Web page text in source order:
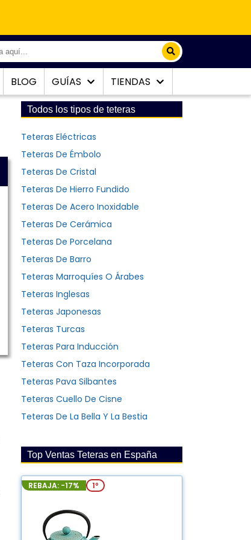
BLOG GUÍAS TIENDAS
Todos los tipos de teteras
Teteras Eléctricas
Teteras De Émbolo
Teteras De Cristal
Teteras De Hierro Fundido
Teteras De Acero Inoxidable
Teteras De Cerámica
Teteras De Porcelana
Teteras De Barro
Teteras Marroquíes O Árabes
Teteras Inglesas
Teteras Japonesas
Teteras Turcas
Teteras Para Inducción
Teteras Con Taza Incorporada
Teteras Pava Silbantes
Teteras Cuello De Cisne
Teteras De La Bella Y La Bestia
Top Ventas Teteras en España
REBAJA: -17% 1º